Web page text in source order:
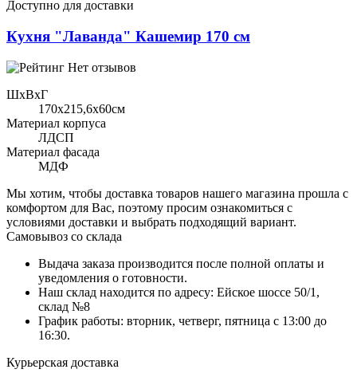
Доступно для доставки
Кухня "Лаванда" Кашемир 170 см
Нет отзывов
ШхВхГ
170x215,6х60см
Материал корпуса
ЛДСП
Материал фасада
МДФ
Мы хотим, чтобы доставка товаров нашего магазина прошла с
комфортом для Вас, поэтому просим ознакомиться с
условиями доставки и выбрать подходящий вариант.
Самовывоз со склада
Выдача заказа производится после полной оплаты и
уведомления о готовности.
Наш склад находится по адресу: Ейское шоссе 50/1,
склад №8
График работы: вторник, четверг, пятница с 13:00 до
16:30.
Курьерская доставка